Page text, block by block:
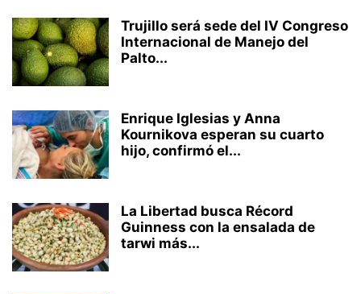
Trujillo será sede del IV Congreso
Internacional de Manejo del
Palto...
Enrique Iglesias y Anna
Kournikova esperan su cuarto
hijo, confirmó el...
La Libertad busca Récord
Guinness con la ensalada de
tarwi más...